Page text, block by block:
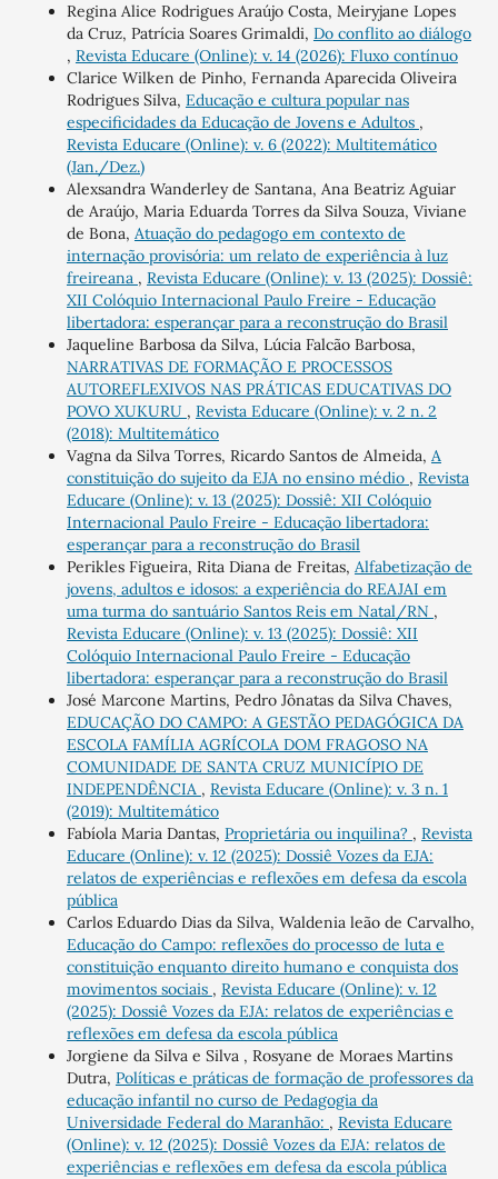
Regina Alice Rodrigues Araújo Costa, Meiryjane Lopes
da Cruz, Patrícia Soares Grimaldi, Do conflito ao diálogo
, Revista Educare (Online): v. 14 (2026): Fluxo contínuo
Clarice Wilken de Pinho, Fernanda Aparecida Oliveira
Rodrigues Silva, Educação e cultura popular nas
especificidades da Educação de Jovens e Adultos ,
Revista Educare (Online): v. 6 (2022): Multitemático
(Jan./Dez.)
Alexsandra Wanderley de Santana, Ana Beatriz Aguiar
de Araújo, Maria Eduarda Torres da Silva Souza, Viviane
de Bona, Atuação do pedagogo em contexto de
internação provisória: um relato de experiência à luz
freireana , Revista Educare (Online): v. 13 (2025): Dossiê:
XII Colóquio Internacional Paulo Freire - Educação
libertadora: esperançar para a reconstrução do Brasil
Jaqueline Barbosa da Silva, Lúcia Falcão Barbosa,
NARRATIVAS DE FORMAÇÃO E PROCESSOS
AUTOREFLEXIVOS NAS PRÁTICAS EDUCATIVAS DO
POVO XUKURU , Revista Educare (Online): v. 2 n. 2
(2018): Multitemático
Vagna da Silva Torres, Ricardo Santos de Almeida, A
constituição do sujeito da EJA no ensino médio , Revista
Educare (Online): v. 13 (2025): Dossiê: XII Colóquio
Internacional Paulo Freire - Educação libertadora:
esperançar para a reconstrução do Brasil
Perikles Figueira, Rita Diana de Freitas, Alfabetização de
jovens, adultos e idosos: a experiência do REAJAI em
uma turma do santuário Santos Reis em Natal/RN ,
Revista Educare (Online): v. 13 (2025): Dossiê: XII
Colóquio Internacional Paulo Freire - Educação
libertadora: esperançar para a reconstrução do Brasil
José Marcone Martins, Pedro Jônatas da Silva Chaves,
EDUCAÇÃO DO CAMPO: A GESTÃO PEDAGÓGICA DA
ESCOLA FAMÍLIA AGRÍCOLA DOM FRAGOSO NA
COMUNIDADE DE SANTA CRUZ MUNICÍPIO DE
INDEPENDÊNCIA , Revista Educare (Online): v. 3 n. 1
(2019): Multitemático
Fabíola Maria Dantas, Proprietária ou inquilina? , Revista
Educare (Online): v. 12 (2025): Dossiê Vozes da EJA:
relatos de experiências e reflexões em defesa da escola
pública
Carlos Eduardo Dias da Silva, Waldenia leão de Carvalho,
Educação do Campo: reflexões do processo de luta e
constituição enquanto direito humano e conquista dos
movimentos sociais , Revista Educare (Online): v. 12
(2025): Dossiê Vozes da EJA: relatos de experiências e
reflexões em defesa da escola pública
Jorgiene da Silva e Silva , Rosyane de Moraes Martins
Dutra, Políticas e práticas de formação de professores da
educação infantil no curso de Pedagogia da
Universidade Federal do Maranhão: , Revista Educare
(Online): v. 12 (2025): Dossiê Vozes da EJA: relatos de
experiências e reflexões em defesa da escola pública